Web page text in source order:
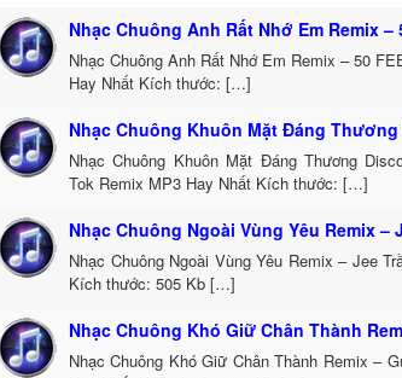
Nhạc Chuông Anh Rất Nhớ Em Remix –
Nhạc Chuông Anh Rất Nhớ Em Remix – 50
Hay Nhất Kích thước: […]
Nhạc Chuông Khuôn Mặt Đáng Thương
Nhạc Chuông Khuôn Mặt Đáng Thương
Tok Remix MP3 Hay Nhất Kích thước: […]
Nhạc Chuông Ngoài Vùng Yêu Remix –
Nhạc Chuông Ngoài Vùng Yêu Remix – Jee
Kích thước: 505 Kb […]
Nhạc Chuông Khó Giữ Chân Thành
Nhạc Chuông Khó Giữ Chân Thành Remix –